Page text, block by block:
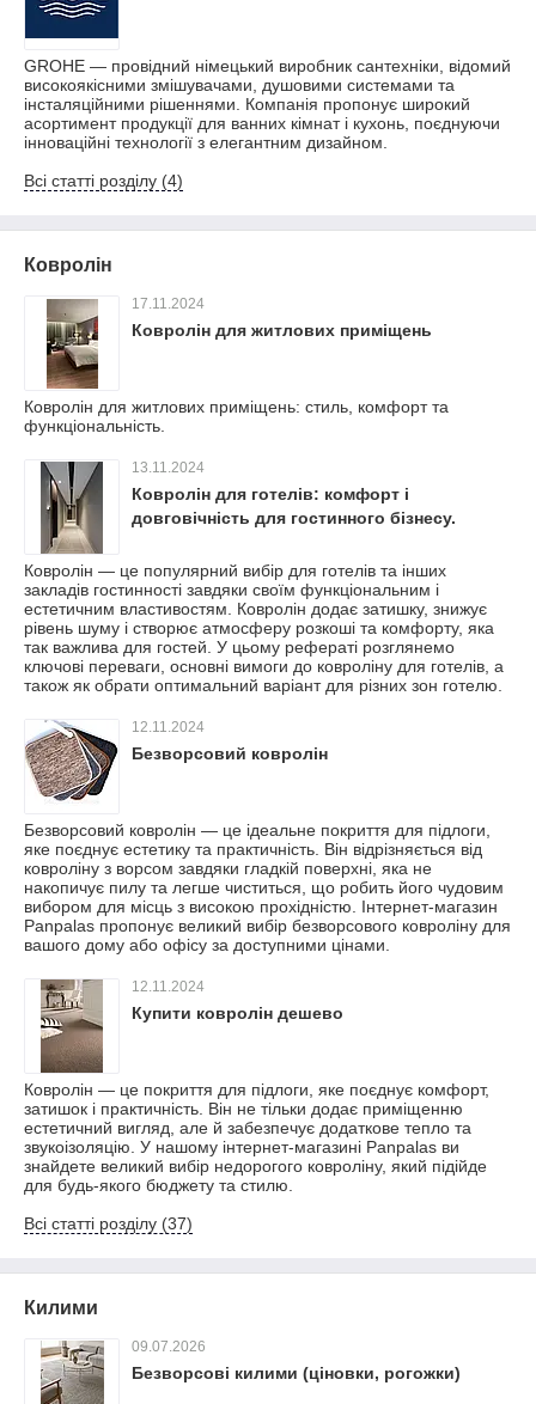
GROHE — провідний німецький виробник сантехніки, відомий
високоякісними змішувачами, душовими системами та
інсталяційними рішеннями. Компанія пропонує широкий
асортимент продукції для ванних кімнат і кухонь, поєднуючи
інноваційні технології з елегантним дизайном.
Всі статті розділу (4)
Ковролін
17.11.2024
Ковролін для житлових приміщень
Ковролін для житлових приміщень: стиль, комфорт та
функціональність.
13.11.2024
Ковролін для готелів: комфорт і
довговічність для гостинного бізнесу.
Ковролін — це популярний вибір для готелів та інших
закладів гостинності завдяки своїм функціональним і
естетичним властивостям. Ковролін додає затишку, знижує
рівень шуму і створює атмосферу розкоші та комфорту, яка
так важлива для гостей. У цьому рефераті розглянемо
ключові переваги, основні вимоги до ковроліну для готелів, а
також як обрати оптимальний варіант для різних зон готелю.
12.11.2024
Безворсовий ковролін
Безворсовий ковролін — це ідеальне покриття для підлоги,
яке поєднує естетику та практичність. Він відрізняється від
ковроліну з ворсом завдяки гладкій поверхні, яка не
накопичує пилу та легше чиститься, що робить його чудовим
вибором для місць з високою прохідністю. Інтернет-магазин
Panpalas пропонує великий вибір безворсового ковроліну для
вашого дому або офісу за доступними цінами.
12.11.2024
Купити ковролін дешево
Ковролін — це покриття для підлоги, яке поєднує комфорт,
затишок і практичність. Він не тільки додає приміщенню
естетичний вигляд, але й забезпечує додаткове тепло та
звукоізоляцію. У нашому інтернет-магазині Panpalas ви
знайдете великий вибір недорогого ковроліну, який підійде
для будь-якого бюджету та стилю.
Всі статті розділу (37)
Килими
09.07.2026
Безворсові килими (ціновки, рогожки)